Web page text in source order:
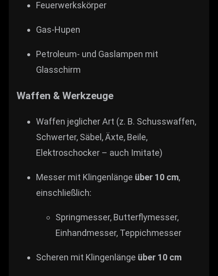
Feuerwerkskörper
Gas-Hupen
Petroleum- und Gaslampen mit
Glasschirm
Waffen & Werkzeuge
Waffen jeglicher Art (z. B. Schusswaffen,
Schwerter, Säbel, Äxte, Beile,
Elektroschocker – auch Imitate)
Messer mit Klingenlänge über 10 cm,
einschließlich:
Springmesser, Butterflymesser,
Einhandmesser, Teppichmesser
Scheren mit Klingenlänge über 10 cm